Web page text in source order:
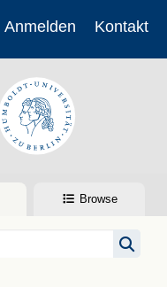
Anmelden Kontakt
Browse